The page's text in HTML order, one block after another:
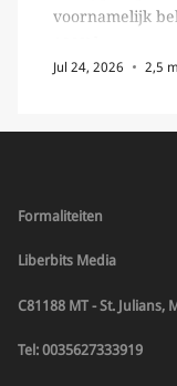
voornamelijk
exchange
Jul 24, 2026 2,5
Formaliteiten
Liberbits Media
C81188 MT - St. Julians,
Tel: 0035627333919